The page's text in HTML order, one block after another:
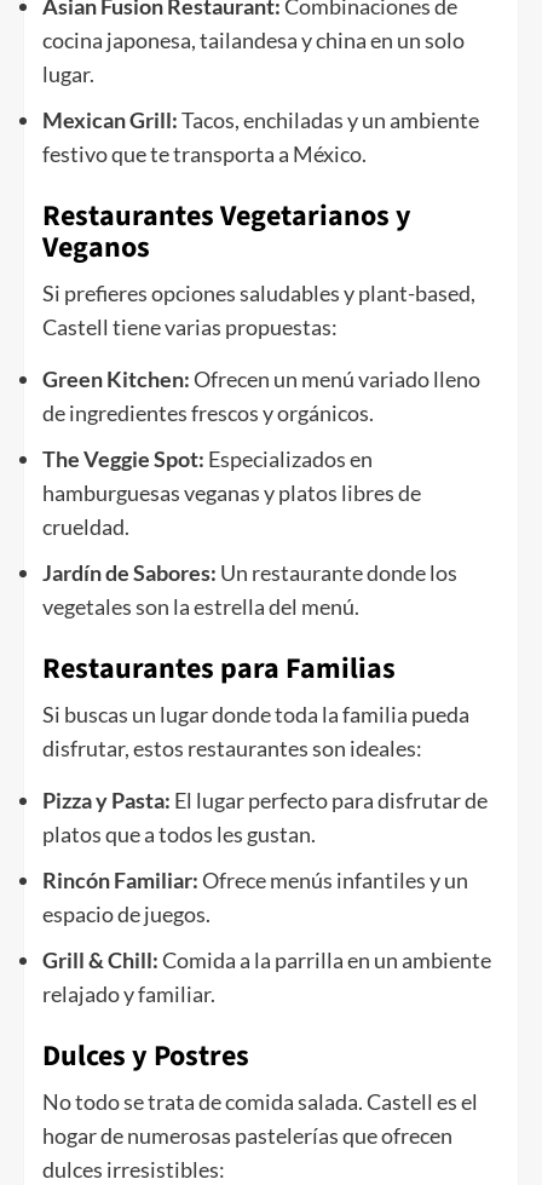
Asian Fusion Restaurant:Combinaciones de
cocina japonesa, tailandesa y china en un solo
lugar.
Mexican Grill:Tacos, enchiladas y un ambiente
festivo que te transporta a México.
Restaurantes Vegetarianos y
Veganos
Si prefieres opciones saludables y plant-based,
Castell tiene varias propuestas:
Green Kitchen:Ofrecen un menú variado lleno
de ingredientes frescos y orgánicos.
The Veggie Spot: Especializados en
hamburguesas veganas y platos libres de
crueldad.
Jardín de Sabores: Un restaurante donde los
vegetales son la estrella del menú.
Restaurantes para Familias
Si buscas un lugar donde toda la familia pueda
disfrutar, estos restaurantes son ideales:
Pizza y Pasta: El lugar perfecto para disfrutar de
platos que a todos les gustan.
Rincón Familiar:Ofrece menús infantiles y un
espacio de juegos.
Grill & Chill:Comida a la parrilla en un ambiente
relajado y familiar.
Dulces y Postres
No todo se trata de comida salada. Castell es el
hogar de numerosas pastelerías que ofrecen
dulces irresistibles: